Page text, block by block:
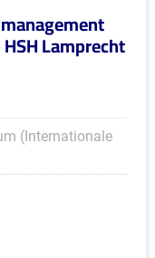
Lamprecht
(Internationale